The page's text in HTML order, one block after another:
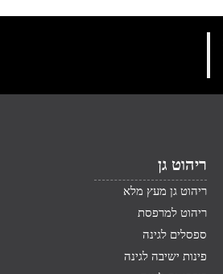
ריהוט גן
ריהוט גן מעץ מלא
ריהוט למרפסת
ספסלים לגינה
פינות ישיבה לגינה